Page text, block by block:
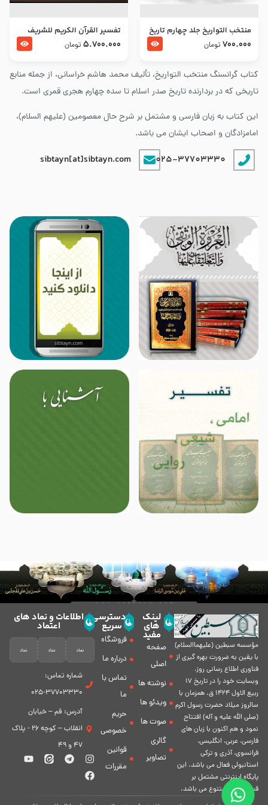
کتاب گرانسنگ منتخب التواريخ، تألیف محمد هاشم خراسانی، از جمله منابع
تاریخی که در بردارنده تاریخ صدر اسلام تا سده چهارم هجری قمری است.
این کتاب به زبان فارسی و مشتمل بر شرح حال معصومین (علیهم السلام)،
امامزادگان و اصحاب ایشان می باشد.
025-37703330
sibtayn[at]sibtayn.com
منتخب التواریخ جلد چهارم تاریخ
امام زین العابدین و امام محمد
700.000 تومان
تفسير القرآن الكريم للشريف
المرتضي قدس سرّه
5.700.000 تومان
مؤسسه سبطين (عليهماالسلام)
با يقين به ضرورت بهره گیرى از
فناورى اطلاع رسانى روز،
وبسایت خود را در تاريخ 17
ربيع الاول 1424 ق. همزمان با
سالروز ميلاد حضرت رسول اكرم
(صلی الله علیه و آله) افتتاح
نمود و هم اكنون با زبان های
فارسی، عربى، انگلیسی،
فرانسوی، آذری و ترکی
استانبولی فعال مى باشد. اين
پايگاه اينترنتى مشتمل بر
قسمت هاى متنوع مى باشد.
لینک
های
مفید
صفحه
اصلی
نوشته ها
ویدئو ها
صوت ها
گالری
تصاویر
دسترسی
سریع
فروشگاه
درباره ما
تماس با
ما
حریم
خصوصی
قوانین
مقررات
اطلاعات و نماد های
اعتماد
شماره تماس:
37703330-025
آدرس: قم – خیابان
انقلاب – کوچه 26 - پلاک
47 و 49